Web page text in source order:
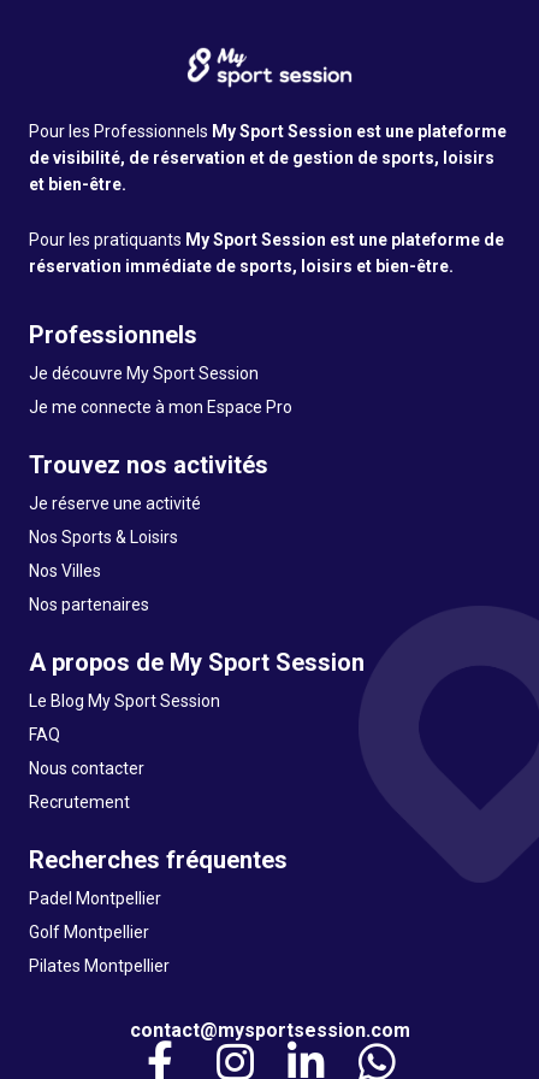
Pour les Professionnels My Sport Session est une plateforme
de visibilité, de réservation et de gestion de sports, loisirs
et bien-être.
Pour les pratiquants My Sport Session est une plateforme de
réservation immédiate de sports, loisirs et bien-être.
Professionnels
Je découvre My Sport Session
Je me connecte à mon Espace Pro
Trouvez nos activités
Je réserve une activité
Nos Sports & Loisirs
Nos Villes
Nos partenaires
A propos de My Sport Session
Le Blog My Sport Session
FAQ
Nous contacter
Recrutement
Recherches fréquentes
Padel Montpellier
Golf Montpellier
Pilates Montpellier
contact@mysportsession.com